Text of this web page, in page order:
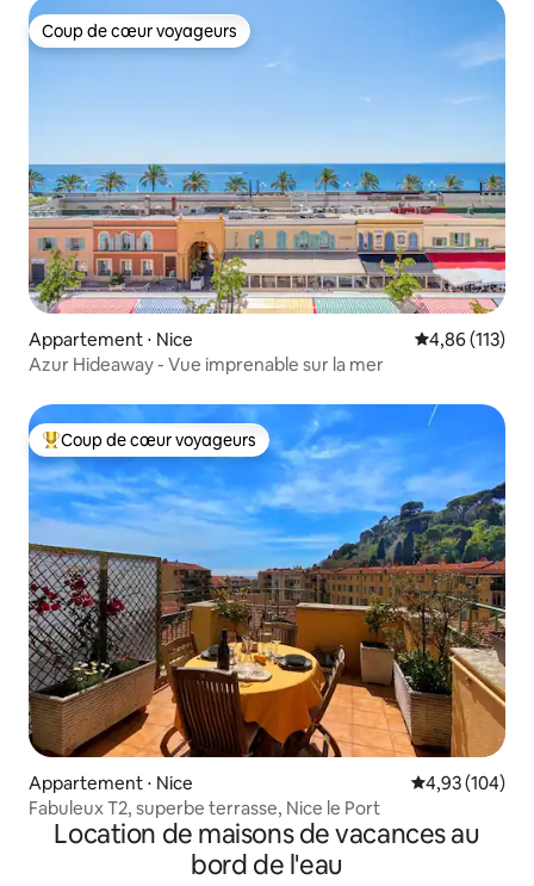
Coup de cœur voyageurs
Coup de cœur voyageurs
Appartement ⋅ Nice Évaluation
4,86 (113)
Azur Hideaway - Vue imprenable sur la mer
Coups de cœur voyageurs les plus appréciés
Coup de cœur voyageurs
Appartement ⋅ Nice Évaluation
4,93 (104)
Fabuleux T2, superbe terrasse, Nice le Port
Location de maisons de vacances au
bord de l'eau